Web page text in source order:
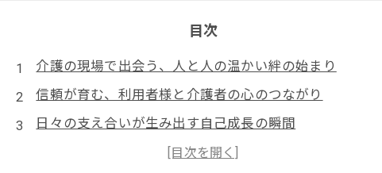
目次
介護の現場で出会う、人と人の温かい絆の始まり
信頼が育む、利用者様と介護者の心のつながり
日々の支え合いが生み出す自己成長の瞬間
介護を通じて学ぶ、寄り添う心と思いやりの深さ